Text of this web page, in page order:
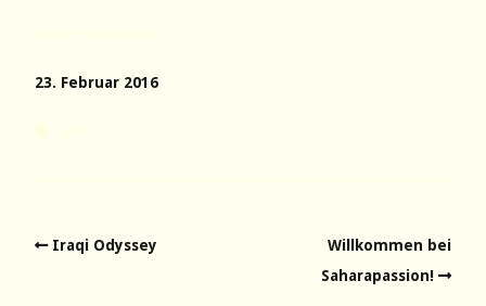
23. Februar 2016
Iraqi Odyssey
Willkommen bei
Saharapassion!